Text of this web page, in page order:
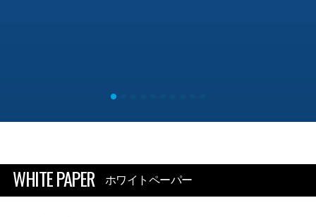
WHITE PAPER ホワイトペーパー